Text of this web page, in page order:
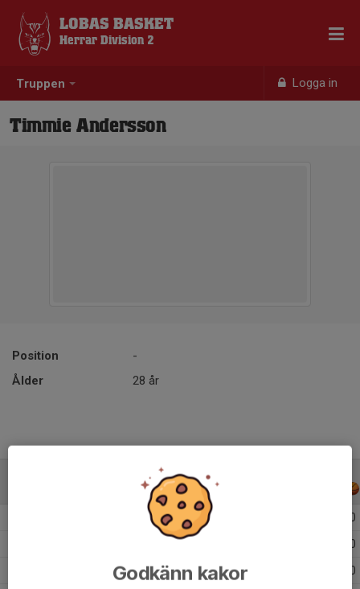
Truppen Logga in
LOBAS BASKET
Herrar Division 2
Timmie Andersson
Position
-
Ålder
28 år
ALLA ÅR
0
0
0
Godkänn kakor